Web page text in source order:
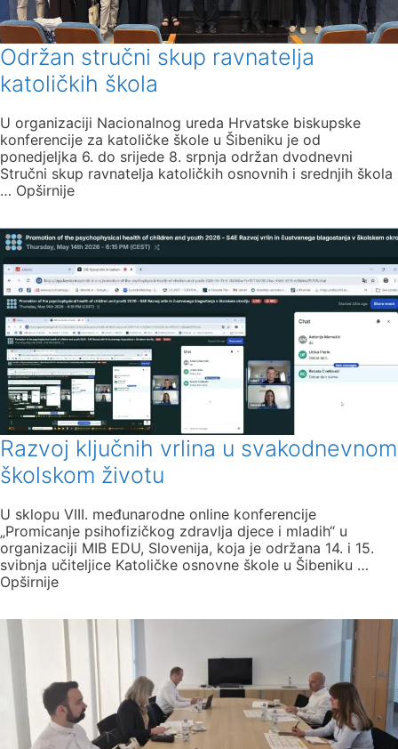
Održan stručni skup ravnatelja
katoličkih škola
U organizaciji Nacionalnog ureda Hrvatske biskupske
konferencije za katoličke škole u Šibeniku je od
ponedjeljka 6. do srijede 8. srpnja održan dvodnevni
Stručni skup ravnatelja katoličkih osnovnih i srednjih škola
… Opširnije
Razvoj ključnih vrlina u svakodnevnom
školskom životu
U sklopu VIII. međunarodne online konferencije
„Promicanje psihofizičkog zdravlja djece i mladih“ u
organizaciji MIB EDU, Slovenija, koja je održana 14. i 15.
svibnja učiteljice Katoličke osnovne škole u Šibeniku …
Opširnije